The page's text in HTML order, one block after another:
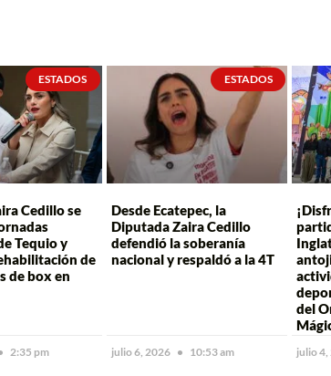
ESTADOS
Cedillo se
Tequio y
de
de box en
2:35 pm
ESTADOS
Desde Ecatepec, la
Diputada Zaira Cedillo
defendió la soberanía
nacional y respaldó a la 4T
julio 6, 2026 10:53 am
del
julio